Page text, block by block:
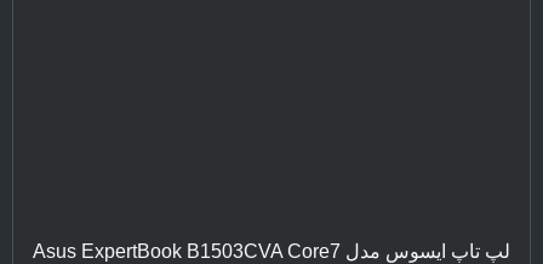
لپ تاپ ایسوس مدل Asus ExpertBook B1503CVA Core7